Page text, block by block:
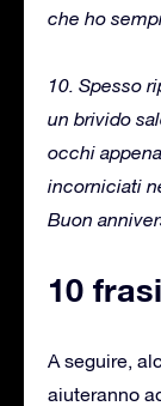
che ho
10. Spesso
un brivido
occhi
incorniciati
Buon
10
A seguire,
aiuteranno